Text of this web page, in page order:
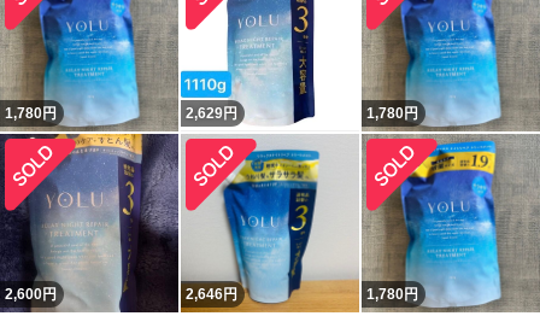
1,780円 2,629円 1,780円
2,600円 2,646円 1,780円